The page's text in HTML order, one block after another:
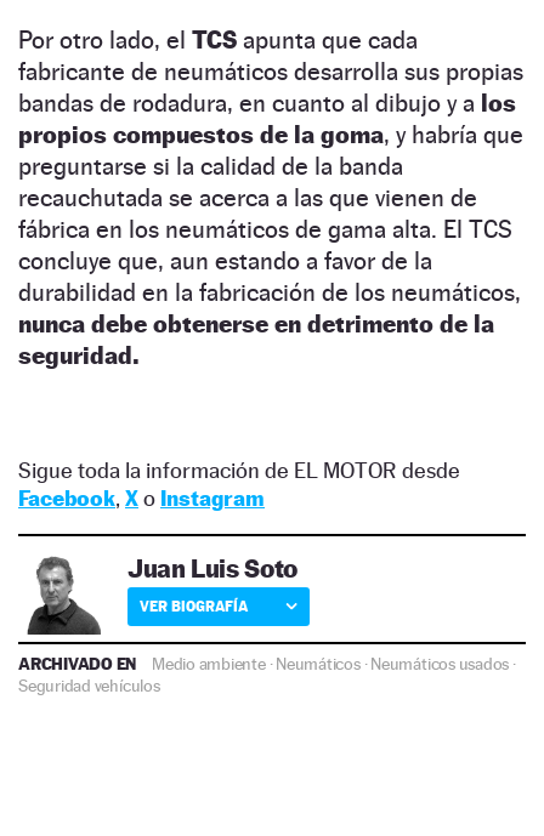
Por otro lado, el TCS apunta que cada
fabricante de neumáticos desarrolla sus propias
bandas de rodadura, en cuanto al dibujo y a los
propios compuestos de la goma, y habría que
preguntarse si la calidad de la banda
recauchutada se acerca a las que vienen de
fábrica en los neumáticos de gama alta. El TCS
concluye que, aun estando a favor de la
durabilidad en la fabricación de los neumáticos,
nunca debe obtenerse en detrimento de la
seguridad.
Sigue toda la información de EL MOTOR desde
Facebook, Xo Instagram
Juan Luis Soto
VER BIOGRAFÍA
ARCHIVADO EN Medio ambiente·Neumáticos·Neumáticos usados ·
Seguridad vehículos